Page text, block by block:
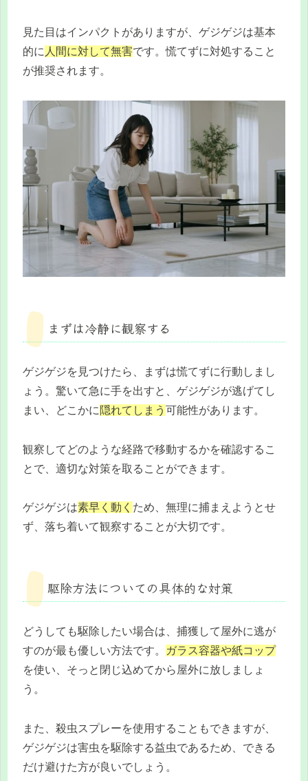
見た目はインパクトがありますが、ゲジゲジは基本
的に 人間に対して無害です。慌てずに対処すること
が推奨されます。
まずは冷静に観察する
ゲジゲジを見つけたら、まずは慌てずに行動しまし
ょう。驚いて急に手を出すと、ゲジゲジが逃げてし
まい、どこかに 隠れてしまう 可能性があります。
観察してどのような経路で移動するかを確認するこ
とで、適切な対策を取ることができます。
ゲジゲジは素早く動く ため、無理に捕まえようとせ
ず、落ち着いて観察することが大切です。
駆除方法についての具体的な対策
どうしても駆除したい場合は、捕獲して屋外に逃が
すのが最も優しい方法です。
ガラス容器や紙コップ
を使い、そっと閉じ込めてから屋外に放しましょ
う。
また、殺虫スプレーを使用することもできますが、
ゲジゲジは害虫を駆除する益虫であるため、できる
だけ避けた方が良いでしょう。